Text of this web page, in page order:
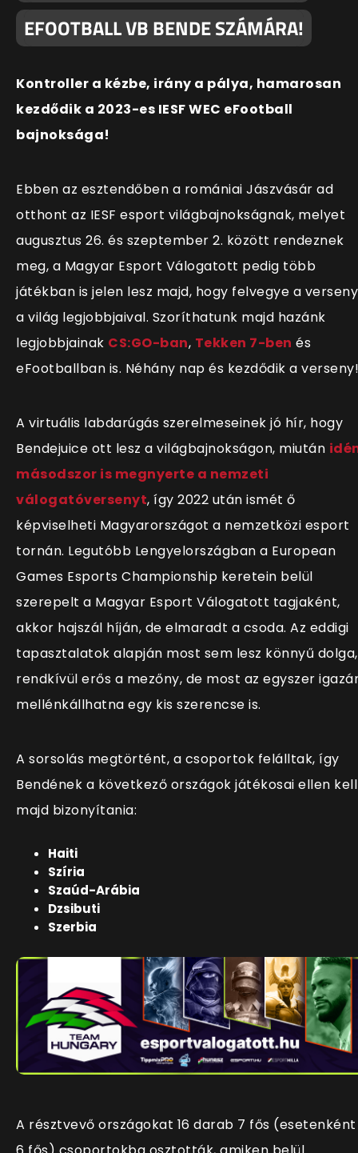
EFOOTBALL VB BENDE SZÁMÁRA!
Kontroller a kézbe, irány a pálya, hamarosan
kezdődik a 2023-es IESF WEC eFootball
bajnoksága!
Ebben az esztendőben a romániai Jászvásár ad
otthont az IESF esport világbajnokságnak, melyet
augusztus 26. és szeptember 2. között rendeznek
meg, a Magyar Esport Válogatott pedig több
játékban is jelen lesz majd, hogy felvegye a
a világ legjobbjaival. Szoríthatunk majd hazánk
legjobbjainak CS:GO-ban, Tekken 7-ben és
eFootballban is. Néhány nap és kezdődik a verseny!
A virtuális labdarúgás szerelmeseinek jó hír, hogy
Bendejuice ott lesz a világbajnokságon, miután
másodszor is megnyerte a nemzeti
válogatóversenyt, így 2022 után ismét ő
képviselheti Magyarországot a nemzetközi esport
tornán. Legutóbb Lengyelországban a European
Games Esports Championship keretein belül
szerepelt a Magyar Esport Válogatott tagjaként,
akkor hajszál híján, de elmaradt a csoda. Az eddigi
tapasztalatok alapján most sem lesz könnyű dolga,
rendkívül erős a mezőny, de most az egyszer
mellénkállhatna egy kis szerencse is.
A sorsolás megtörtént, a csoportok felálltak, így
Bendének a következő országok játékosai ellen kell
majd bizonyítania:
Haiti
Szíria
Szaúd-Arábia
Dzsibuti
Szerbia
A résztvevő országokat 16 darab 7 fős (esetenként